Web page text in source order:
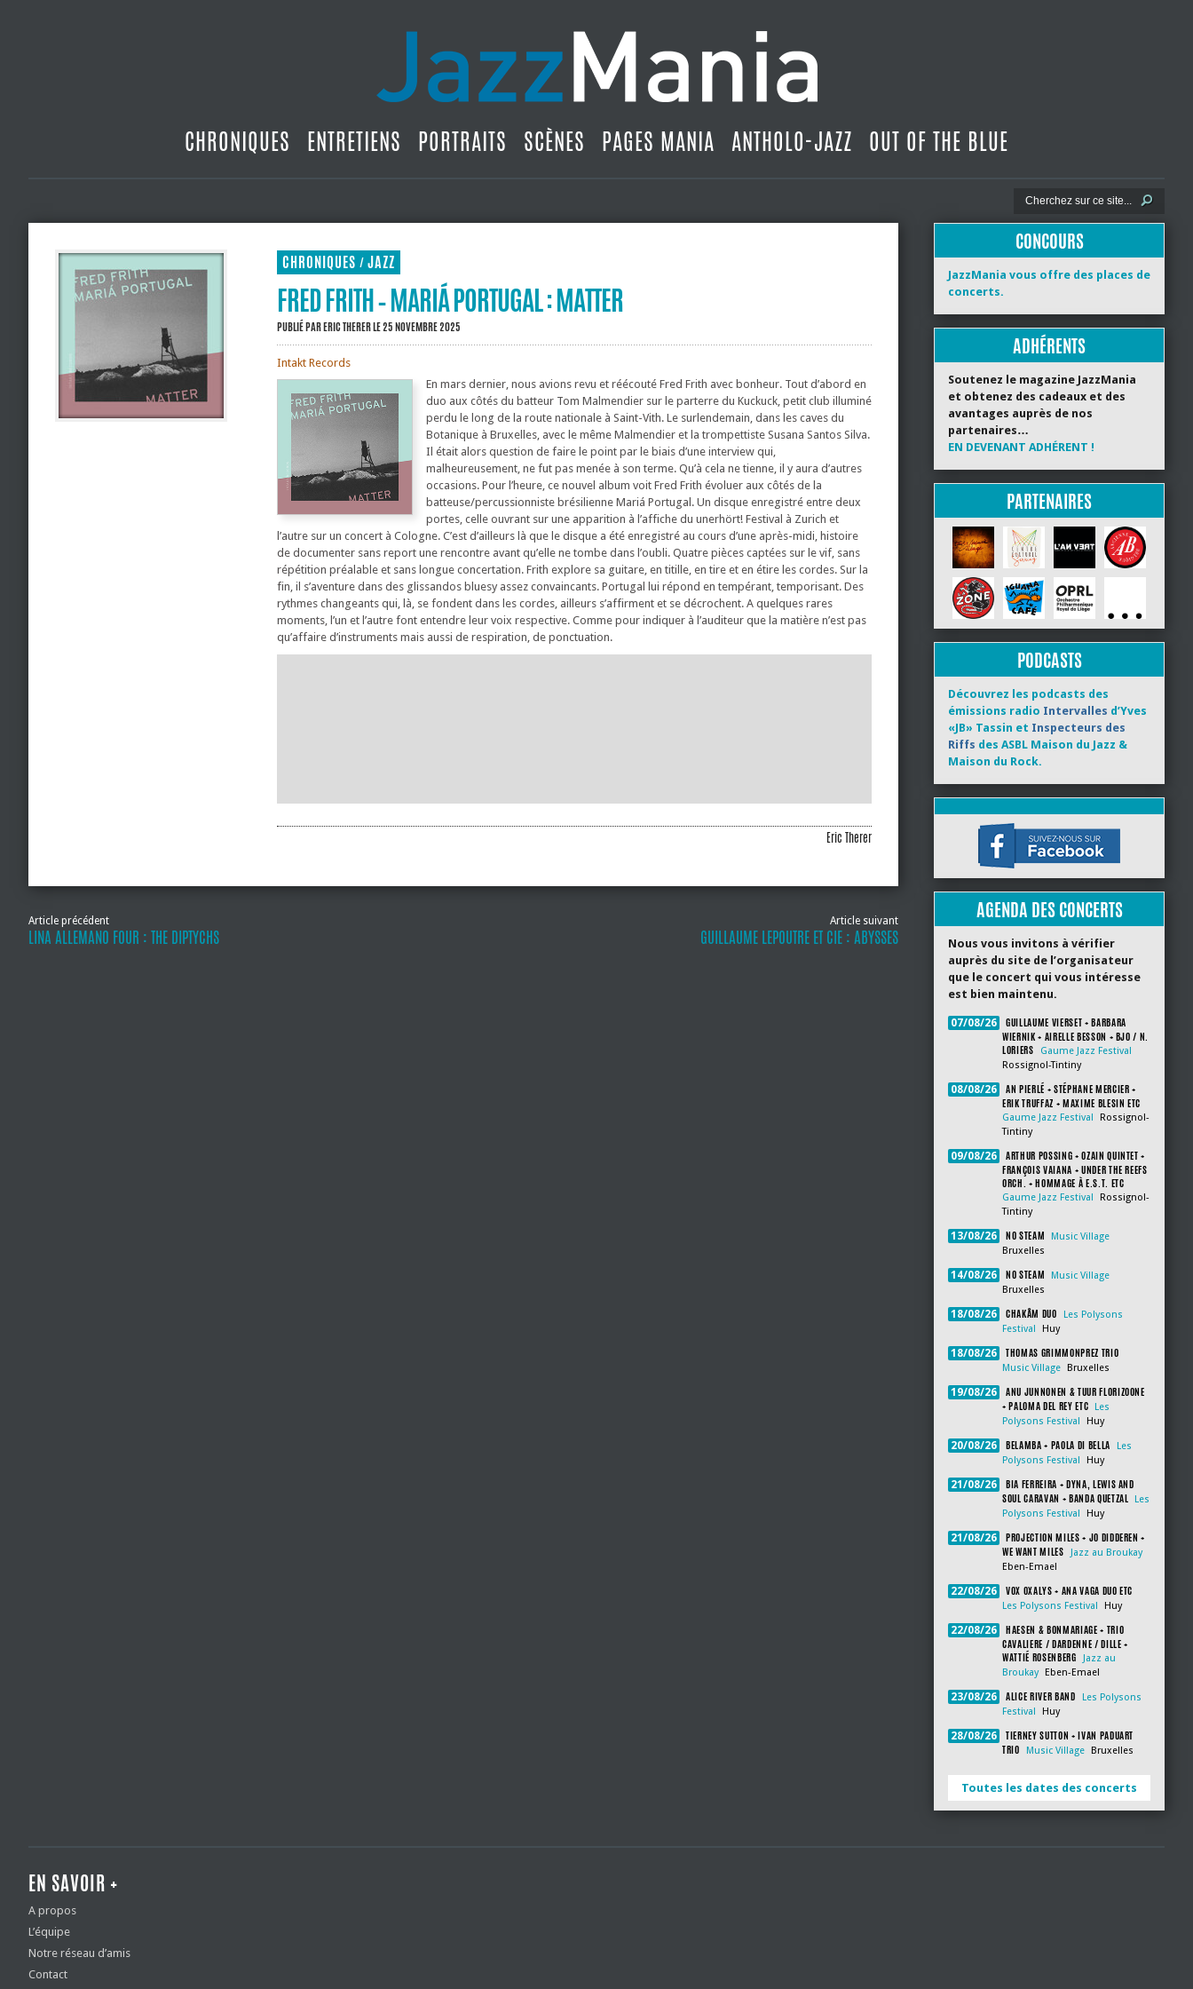
CHRONIQUES ENTRETIENS PORTRAITS SCÈNES PAGES MANIA ANTHOLO-JAZZ OUT OF THE BLUE
CHRONIQUES / JAZZ
FRED FRITH – MARIÁ PORTUGAL : MATTER
PUBLIÉ PARERIC THERERLE 25 NOVEMBRE 2025
Intakt Records
En mars dernier, nous avions revu et réécouté Fred Frith avec bonheur. Tout d’abord en
duo aux côtés du batteur Tom Malmendier sur le parterre du Kuckuck, petit club illuminé
perdu le long de la route nationale à Saint-Vith. Le surlendemain, dans les caves du
Botanique à Bruxelles, avec le même Malmendier et la trompettiste Susana Santos Silva.
Il était alors question de faire le point par le biais d’une interview qui,
malheureusement, ne fut pas menée à son terme. Qu’à cela ne tienne, il y aura d’autres
occasions. Pour l’heure, ce nouvel album voit Fred Frith évoluer aux côtés de la
batteuse/percussionniste brésilienne Mariá Portugal. Un disque enregistré entre deux
portes, celle ouvrant sur une apparition à l’affiche du unerhört! Festival à Zurich et
l’autre sur un concert à Cologne. C’est d’ailleurs là que le disque a été enregistré au cours d’une après-midi, histoire
de documenter sans report une rencontre avant qu’elle ne tombe dans l’oubli. Quatre pièces captées sur le vif, sans
répétition préalable et sans longue concertation. Frith explore sa guitare, en titille, en tire et en étire les cordes. Sur la
fin, il s’aventure dans des glissandos bluesy assez convaincants. Portugal lui répond en tempérant, temporisant. Des
rythmes changeants qui, là, se fondent dans les cordes, ailleurs s’affirment et se décrochent. A quelques rares
moments, l’un et l’autre font entendre leur voix respective. Comme pour indiquer à l’auditeur que la matière n’est pas
qu’affaire d’instruments mais aussi de respiration, de ponctuation.
Eric Therer
Article précédent
LINA ALLEMANO FOUR : THE DIPTYCHS
Article suivant
GUILLAUME LEPOUTRE ET CIE : ABYSSES
CONCOURS
JazzMania vous offre des places de
concerts.
ADHÉRENTS
Soutenez le magazine JazzMania
et obtenez des cadeaux et des
avantages auprès de nos
partenaires…
EN DEVENANT ADHÉRENT !
PARTENAIRES
PODCASTS
Découvrez les podcasts des
émissions radio Intervalles d’Yves
«JB» Tassin et Inspecteurs des
Riffs des ASBL Maison du Jazz &
Maison du Rock.
AGENDA DES CONCERTS
Nous vous invitons à vérifier
auprès du site de l’organisateur
que le concert qui vous intéresse
est bien maintenu.
07/08/26
GUILLAUME VIERSET + BARBARA
WIERNIK + AIRELLE BESSON + BJO / N.
LORIERS
Gaume Jazz Festival
Rossignol-Tintiny
08/08/26
AN PIERLÉ + STÉPHANE MERCIER +
ERIK TRUFFAZ + MAXIME BLESIN ETC
Gaume Jazz Festival
Rossignol-
Tintiny
09/08/26
ARTHUR POSSING + OZAIN QUINTET +
FRANÇOIS VAIANA + UNDER THE REEFS
ORCH. + HOMMAGE À E.S.T. ETC
Gaume Jazz Festival
Rossignol-
Tintiny
13/08/26 NO STEAM
Music Village
Bruxelles
14/08/26 NO STEAM
Music Village
Bruxelles
18/08/26 CHAKÂM DUO
Les Polysons
Festival
Huy
18/08/26 THOMAS GRIMMONPREZ TRIO
Music Village Bruxelles
19/08/26
ANU JUNNONEN & TUUR FLORIZOONE
+ PALOMA DEL REY ETC
Les
Polysons Festival
Huy
20/08/26 BELAMBA + PAOLA DI BELLA
Les
Polysons Festival
Huy
21/08/26
BIA FERREIRA + DYNA, LEWIS AND
SOUL CARAVAN + BANDA QUETZAL
Les
Polysons Festival
Huy
21/08/26
PROJECTION MILES + JO DIDDEREN +
WE WANT MILES
Jazz au Broukay
Eben-Emael
22/08/26 VOX OXALYS + ANA VAGA DUO ETC
Les Polysons Festival Huy
22/08/26
HAESEN & BONMARIAGE + TRIO
CAVALIERE / DARDENNE / DILLE +
WATTIÉ ROSENBERG
Jazz au
Broukay
Eben-Emael
23/08/26 ALICE RIVER BAND
Les Polysons
Festival
Huy
28/08/26
TIERNEY SUTTON + IVAN PADUART
TRIO
Music Village Bruxelles
Toutes les dates des concerts
EN SAVOIR +
A propos
L’équipe
Notre réseau d’amis
Contact